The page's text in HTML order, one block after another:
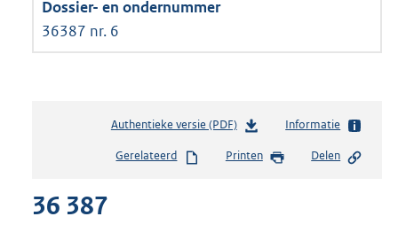
36387 nr. 6
Authentieke versie (PDF)b
s
Informatie
Gerelateerd Printen Delen
36 387